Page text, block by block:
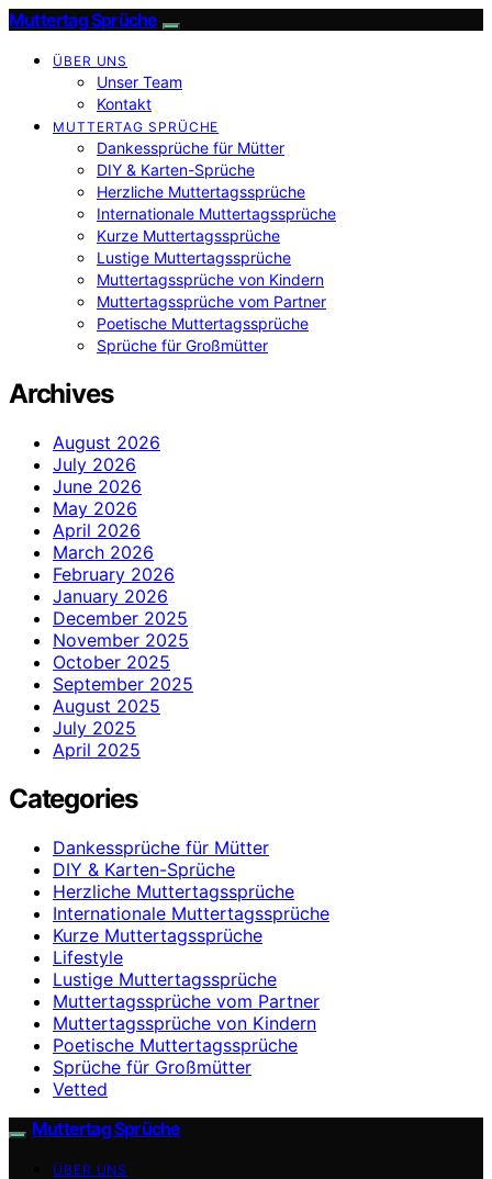
Muttertag Sprüche
ÜBER UNS
Unser Team
Kontakt
MUTTERTAG SPRÜCHE
Dankessprüche für Mütter
DIY & Karten-Sprüche
Herzliche Muttertagssprüche
Internationale Muttertagssprüche
Kurze Muttertagssprüche
Lustige Muttertagssprüche
Muttertagssprüche von Kindern
Muttertagssprüche vom Partner
Poetische Muttertagssprüche
Sprüche für Großmütter
Archives
August 2026
July 2026
June 2026
May 2026
April 2026
March 2026
February 2026
January 2026
December 2025
November 2025
October 2025
September 2025
August 2025
July 2025
April 2025
Categories
Dankessprüche für Mütter
DIY & Karten-Sprüche
Herzliche Muttertagssprüche
Internationale Muttertagssprüche
Kurze Muttertagssprüche
Lifestyle
Lustige Muttertagssprüche
Muttertagssprüche vom Partner
Muttertagssprüche von Kindern
Poetische Muttertagssprüche
Sprüche für Großmütter
Vetted
Muttertag Sprüche
ÜBER UNS